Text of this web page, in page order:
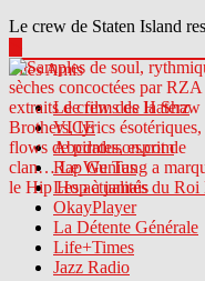
Le crew de Staten Island
Sites Amis
Le crew des Haterz
VICE
Abcdrduson.com
Rap Genius
Les actualités du Roi
OkayPlayer
La Détente Générale
Life+Times
Jazz Radio